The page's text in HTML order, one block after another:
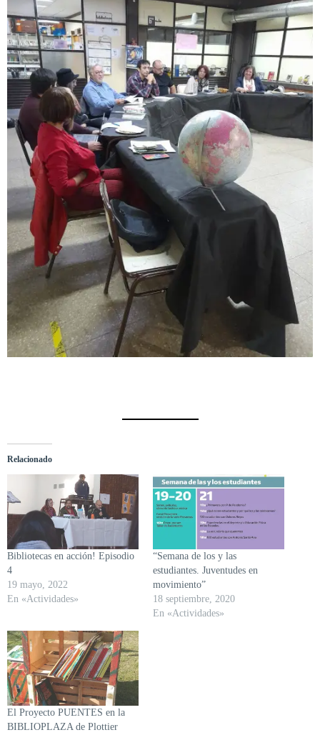
Relacionado
Bibliotecas en acción! Episodio
4
19 mayo, 2022
En «Actividades»
“Semana de los y las
estudiantes. Juventudes en
movimiento”
18 septiembre, 2020
En «Actividades»
El Proyecto PUENTES en la
BIBLIOPLAZA de Plottier